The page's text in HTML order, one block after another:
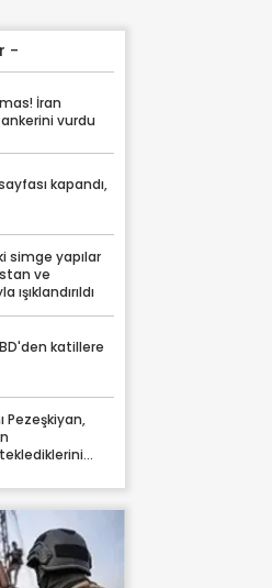
-
İran
vurdu
kapandı,
simge yapılar
ve
ışıklandırıldı
katillere
Pezeşkiyan,